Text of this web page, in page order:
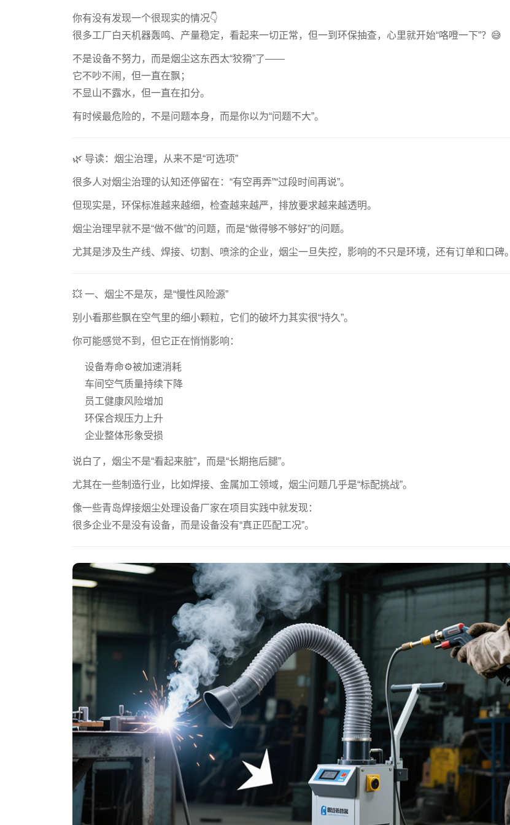
你有没有发现一个很现实的情况👇
很多工厂白天机器轰鸣、产量稳定，看起来一切正常，但一到环保抽查，心里就开始“咯噔一下”？😅
不是设备不努力，而是烟尘这东西太“狡猾”了——
它不吵不闹，但一直在飘；
不显山不露水，但一直在扣分。
有时候最危险的，不是问题本身，而是你以为“问题不大”。
🌿 导读：烟尘治理，从来不是“可选项”
很多人对烟尘治理的认知还停留在：“有空再弄”“过段时间再说”。
但现实是，环保标准越来越细，检查越来越严，排放要求越来越透明。
烟尘治理早就不是“做不做”的问题，而是“做得够不够好”的问题。
尤其是涉及生产线、焊接、切割、喷涂的企业，烟尘一旦失控，影响的不只是环境，还有订单和口碑。
💥 一、烟尘不是灰，是“慢性风险源”
别小看那些飘在空气里的细小颗粒，它们的破坏力其实很“持久”。
你可能感觉不到，但它正在悄悄影响：
设备寿命⚙️被加速消耗
车间空气质量持续下降
员工健康风险增加
环保合规压力上升
企业整体形象受损
说白了，烟尘不是“看起来脏”，而是“长期拖后腿”。
尤其在一些制造行业，比如焊接、金属加工领域，烟尘问题几乎是“标配挑战”。
像一些青岛焊接烟尘处理设备厂家在项目实践中就发现：
很多企业不是没有设备，而是设备没有“真正匹配工况”。